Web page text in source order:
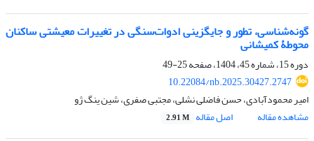
گونه‌شناسی، تطور و جایگزینی ادوات‌سنگی در تغییرات معیشتی ساکنان
محوطۀ کمیشانی
دوره 15، شماره 45، 1404، صفحه
25-49
10.22084/nb.2025.30427.2747
امیر محمودآبادی، حسن فاضلی نشلی، مجتبی صفری، شین ینگ ژو
مشاهده مقاله
اصل مقاله 2.91 M